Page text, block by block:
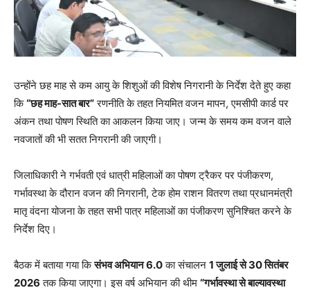
उन्होंने छह माह से कम आयु के शिशुओं की विशेष निगरानी के निर्देश देते हुए कहा
कि“छह माह-सात बार”रणनीति के तहत नियमित वजन मापन, एमसीपी कार्ड पर
अंकन तथा पोषण स्थिति का आकलन किया जाए। जन्म के समय कम वजन वाले
नवजातों की भी सतत निगरानी की जाएगी।
जिलाधिकारी ने गर्भवती एवं धात्री महिलाओं का पोषण ट्रैकर पर पंजीकरण,
गर्भावस्था के दौरान वजन की निगरानी, टेक होम राशन वितरण तथा प्रधानमंत्री
मातृ वंदना योजना के तहत सभी पात्र महिलाओं का पंजीकरण सुनिश्चित करने के
निर्देश दिए।
बैठक में बताया गया किसंभव अभियान 6.0का संचालन 1 जुलाई से 30 सितंबर
2026 तक किया जाएगा। इस वर्ष अभियान की थीम “गर्भावस्था से बाल्यावस्था